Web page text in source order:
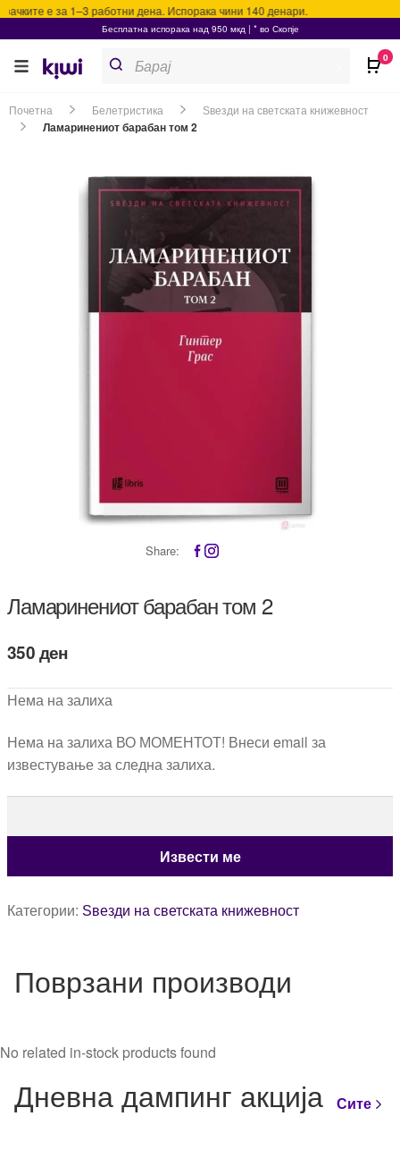
е за 1–3 работни дена. Испорака чини 140 денари.
Бесплатна испорака над 950 мкд | * во Скопје
search
Почетна Белетристика Ѕвезди на светската книжевност
Ламаринениот барабан том 2
Share:
Ламаринениот барабан том 2
350ден
Нема на залиха
Нема на залиха ВО МОМЕНТОТ! Внеси email за
известување за следна залиха.
Категории: Ѕвезди на светската книжевност
Поврзани производи
No related in-stock products found
Дневна дампинг акција Сите
0